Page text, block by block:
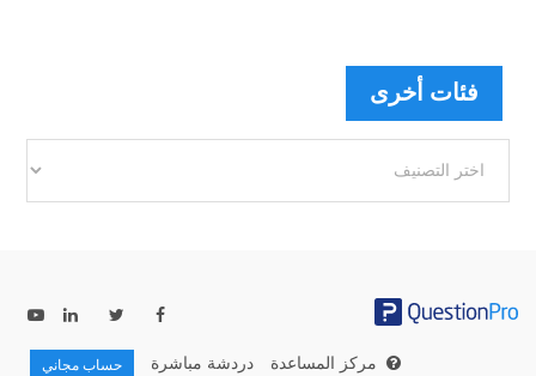
فئات أخرى
أخرى
مركز المساعدة دردشة مباشرة حساب مجاني